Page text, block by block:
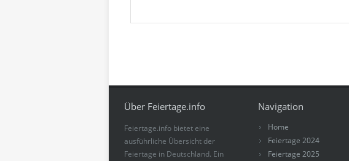
Über Feiertage.info
Feiertage.info bietet eine
ausführliche Übersicht der
Feiertage in Deutschland. Ein
Navigation
Home
Feiertage 2024
Feiertage 2025